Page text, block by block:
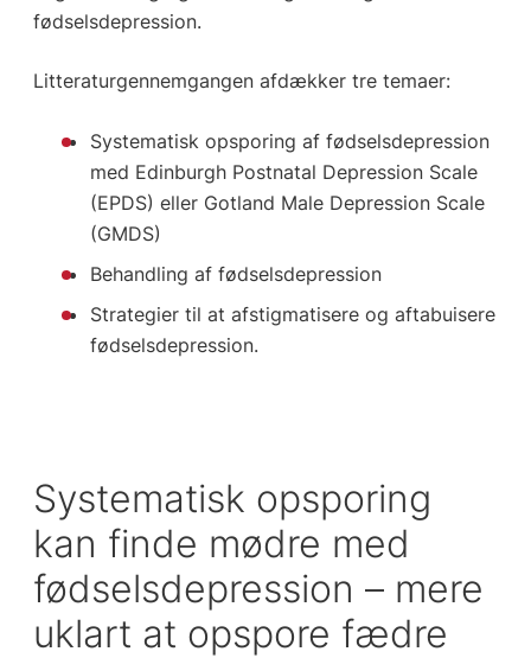
fødselsdepression.
Litteraturgennemgangen afdækker tre temaer:
Systematisk opsporing af fødselsdepression
med Edinburgh Postnatal Depression Scale
(EPDS) eller Gotland Male Depression Scale
(GMDS)
Behandling af fødselsdepression
Strategier til at afstigmatisere og aftabuisere
fødselsdepression.
Systematisk opsporing
kan finde mødre med
fødselsdepression – mere
uklart at opspore fædre